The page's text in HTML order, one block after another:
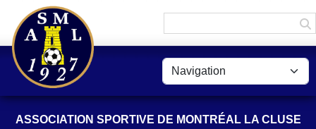
ASSOCIATION SPORTIVE DE MONTRÉAL LA CLUSE
Panneau de gestion des cookies